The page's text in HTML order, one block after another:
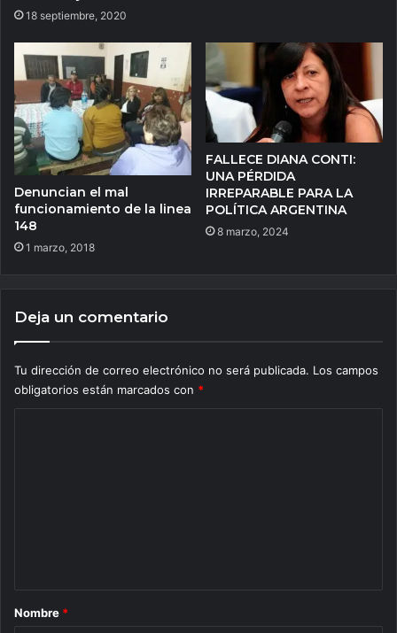
18 septiembre, 2020
Denuncian el mal
funcionamiento de la linea
148
1 marzo, 2018
FALLECE DIANA CONTI:
UNA PÉRDIDA
IRREPARABLE PARA LA
POLÍTICA ARGENTINA
8 marzo, 2024
Deja un comentario
Tu dirección de correo electrónico no será publicada. Los campos
obligatorios están marcados con *
r
Nombre *